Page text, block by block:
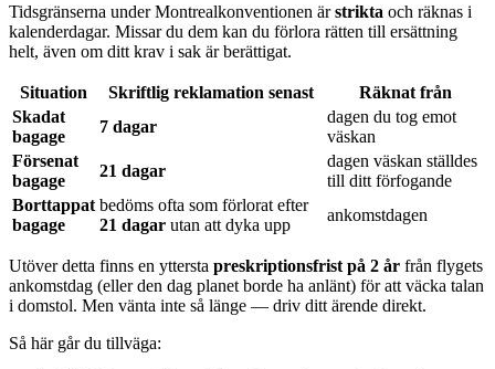
Tidsgränserna under Montrealkonventionen ärstrikta och räknas i
kalenderdagar. Missar du dem kan du förlora rätten till ersättning
helt, även om ditt krav i sak är berättigat.
Situation Skriftlig reklamation senast
Räknat från
Skadat
bagage
7 dagar
dagen du tog emot
väskan
Försenat
bagage
21 dagar
dagen väskan ställdes
till ditt förfogande
Borttappat
bagage
bedöms ofta som förlorat efter
21 dagar utan att dyka upp
ankomstdagen
Utöver detta finns en yttersta preskriptionsfrist på 2 år från flygets
ankomstdag (eller den dag planet borde ha anlänt) för att väcka talan
i domstol. Men vänta inte så länge — driv ditt ärende direkt.
Så här går du tillväga: